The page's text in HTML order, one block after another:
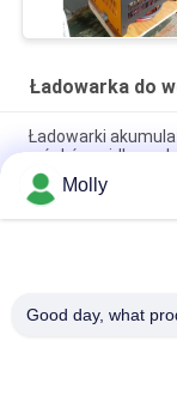
Ładowarka do
Ładowarki
wózków
Ładowarka
ze cichym
120A Ładowarka
Molly
Good day, what